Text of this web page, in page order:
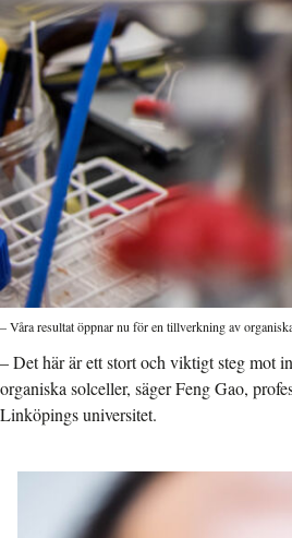
– Våra resultat öppnar nu för en tillverkning av
– Det här är ett stort och viktigt steg mot
organiska solceller, säger Feng Gao,
Linköpings universitet.